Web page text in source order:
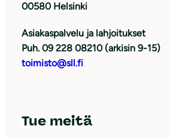
00580 Helsinki
Asiakaspalvelu ja lahjoitukset
Puh. 09 228 08210 (arkisin 9-15)
toimisto@sll.fi
Tue meitä